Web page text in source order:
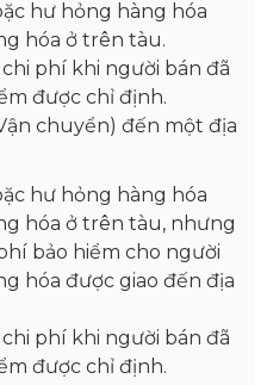
hư hỏng hàng hóa
hóa ở trên tàu.
phí khi người bán đã
được chỉ định.
chuyển) đến một địa
hư hỏng hàng hóa
hóa ở trên tàu, nhưng
bảo hiểm cho người
hóa được giao đến địa
phí khi người bán đã
được chỉ định.